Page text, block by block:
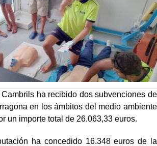
ha recibido dos subvenciones de
en los ámbitos del medio ambiente
un importe total de 26.063,33 euros.
ha concedido 16.348 euros de la